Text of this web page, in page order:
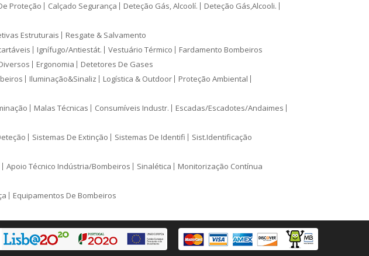
Proteção Calçado Segurança Deteção Gás, Alcoolí.
Deteção Gás,Alcooli.
Estruturais Resgate & Salvamento
Ignífugo/Antiestát. Vestuário Térmico Fardamento Bombeiros
Ergonomia Detetores De Gases
Iluminação&Sinaliz Logística & Outdoor
Proteção Ambiental
Malas Técnicas Consumíveis Industr.
Escadas/Escadotes/Andaimes
Sistemas De Extinção Sistemas De Identifi Sist.Identificação
Apoio Técnico Indústria/Bombeiros Sinalética Monitorização Contínua
Equipamentos De Bombeiros